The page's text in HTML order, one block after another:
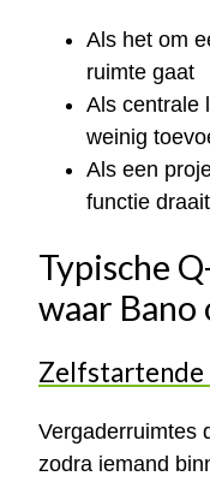
Als het om
ruimte gaat
Als centrale
weinig
Als een
functie
Typische
waar Bano
Zelfstartende
Vergaderruimtes
zodra iemand